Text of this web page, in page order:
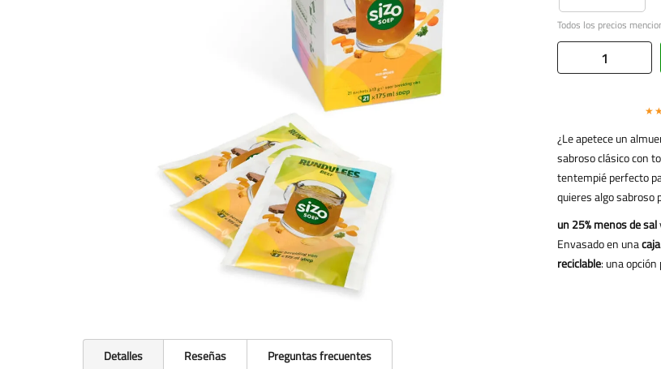
Todos los precios
¿Le apetece un
sabroso clásico con
tentempié perfecto
quieres algo sabroso
un 25% menos de sal
Envasado en una
reciclable: una
Detalles Reseñas
Preguntas frecuentes